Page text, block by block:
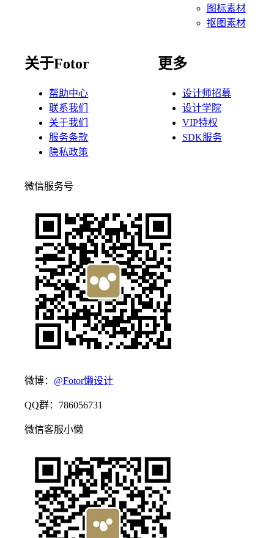
图标素材
抠图素材
关于Fotor
帮助中心
联系我们
关于我们
服务条款
隐私政策
更多
设计师招募
设计学院
VIP特权
SDK服务
微信服务号
微博： @Fotor懒设计
QQ群：786056731
微信客服小懒